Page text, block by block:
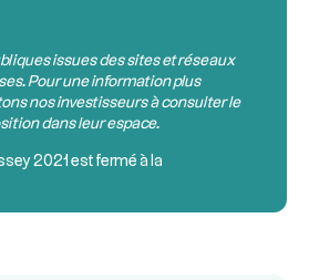
issues des sites et réseaux
Pour une information plus
nos investisseurs à consulter le
dans leur espace.
2021 est fermé à la